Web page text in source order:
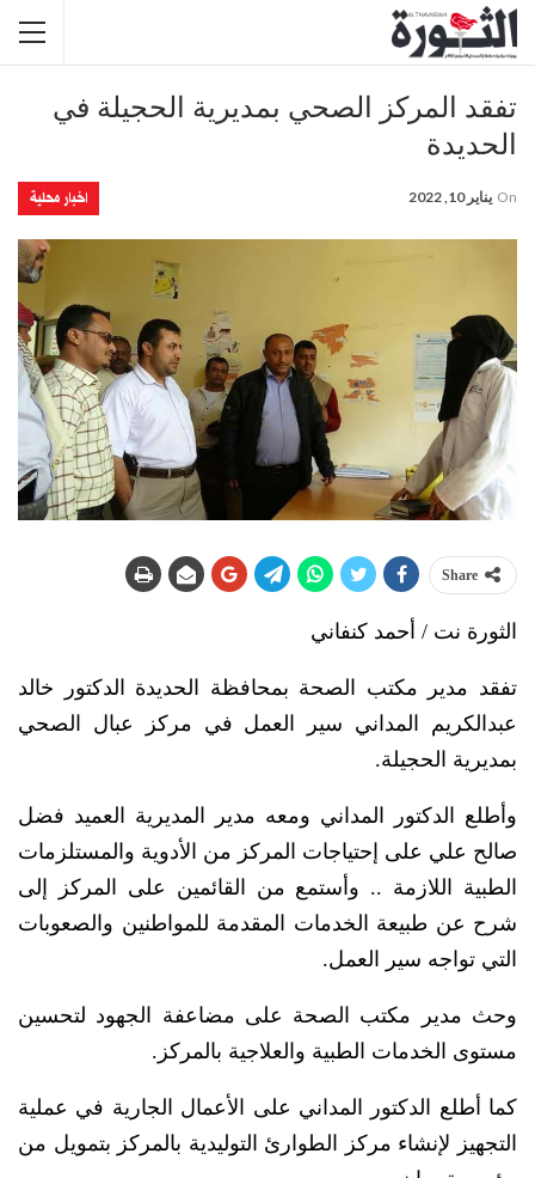
تفقد المركز الصحي بمديرية الحجيلة في
الحديدة
اخبار محلية On يناير 10, 2022
Share
الثورة نت / أحمد كنفاني
تفقد مدير مكتب الصحة بمحافظة الحديدة الدكتور خالد
عبدالكريم المداني سير العمل في مركز عبال الصحي
بمديرية الحجيلة.
وأطلع الدكتور المداني ومعه مدير المديرية العميد فضل
صالح علي على إحتياجات المركز من الأدوية والمستلزمات
الطبية اللازمة .. وأستمع من القائمين على المركز إلى
شرح عن طبيعة الخدمات المقدمة للمواطنين والصعوبات
التي تواجه سير العمل.
وحث مدير مكتب الصحة على مضاعفة الجهود لتحسين
مستوى الخدمات الطبية والعلاجية بالمركز.
كما أطلع الدكتور المداني على الأعمال الجارية في عملية
التجهيز لإنشاء مركز الطوارئ التوليدية بالمركز بتمويل من